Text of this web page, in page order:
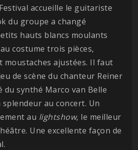
accueille le guitariste
du groupe a changé
hauts blancs moulants
costume trois pièces,
moustaches ajustées. Il faut
de scène du chanteur Reiner
du synthé Marco van Belle
au concert. Un
au lightshow, le meilleur
Une excellente façon de